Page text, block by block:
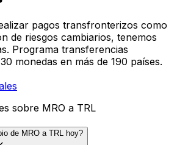
pagos transfronterizos como
de riesgos cambiarios, tenemos
Programa transferencias
monedas en más de 190 países.
sobre MRO a TRL
de MRO a TRL hoy?